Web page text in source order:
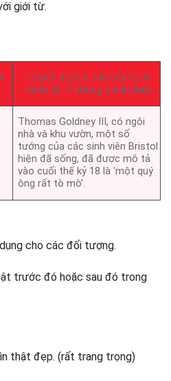
giới từ.
Chuẩn bị phía sau của họ +
danh từ -> không chính thức
Thomas Goldney III, có ngôi
nhà và khu vườn, một số
tướng của các sinh viên Bristol
hiện đã sống, đã được mô tả
vào cuối thế kỷ 18 là 'một quý
ông rất tò mò'.
cho các đối tượng.
trước đó hoặc sau đó trong
thật đẹp. (rất trang trọng)